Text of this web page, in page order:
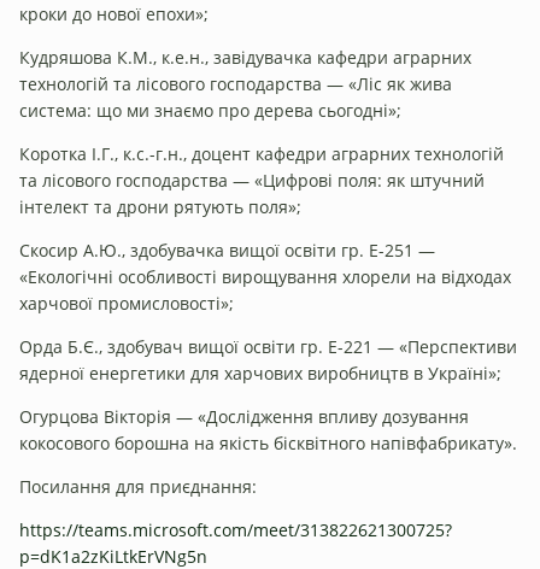
кроки до нової епохи»;
Кудряшова К.М., к.е.н., завідувачка кафедри аграрних
технологій та лісового господарства — «Ліс як жива
система: що ми знаємо про дерева сьогодні»;
Коротка І.Г., к.с.-г.н., доцент кафедри аграрних технологій
та лісового господарства — «Цифрові поля: як штучний
інтелект та дрони рятують поля»;
Скосир А.Ю., здобувачка вищої освіти гр. Е-251 —
«Екологічні особливості вирощування хлорели на відходах
харчової промисловості»;
Орда Б.Є., здобувач вищої освіти гр. Е-221 — «Перспективи
ядерної енергетики для харчових виробництв в Україні»;
Огурцова Вікторія — «Дослідження впливу дозування
кокосового борошна на якість бісквітного напівфабрикату».
Посилання для приєднання:
https://teams.microsoft.com/meet/313822621300725?
p=dK1a2zKiLtkErVNg5n